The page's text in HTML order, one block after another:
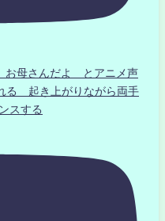
母さんだよ とアニメ声
る 起き上がりながら両手
スする